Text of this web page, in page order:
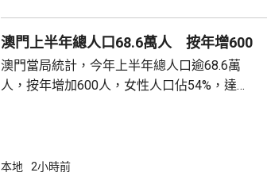
澳門上半年總人口68.6萬人 按年增600
澳門當局統計，今年上半年總人口逾68.6萬
人，按年增加600人，女性人口佔54%，達
方面，上半年從內地持單程證的新來澳人士有
本地 2小時前